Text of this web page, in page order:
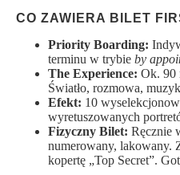
CO ZAWIERA BILET
Priority Boarding:
terminu w trybie by
The Experience: Ok. 90
Światło, rozmowa,
Efekt: 10
wyretuszowanych
Fizyczny Bilet: Ręcznie
numerowany, lakowany.
kopertę „Top Secret”.